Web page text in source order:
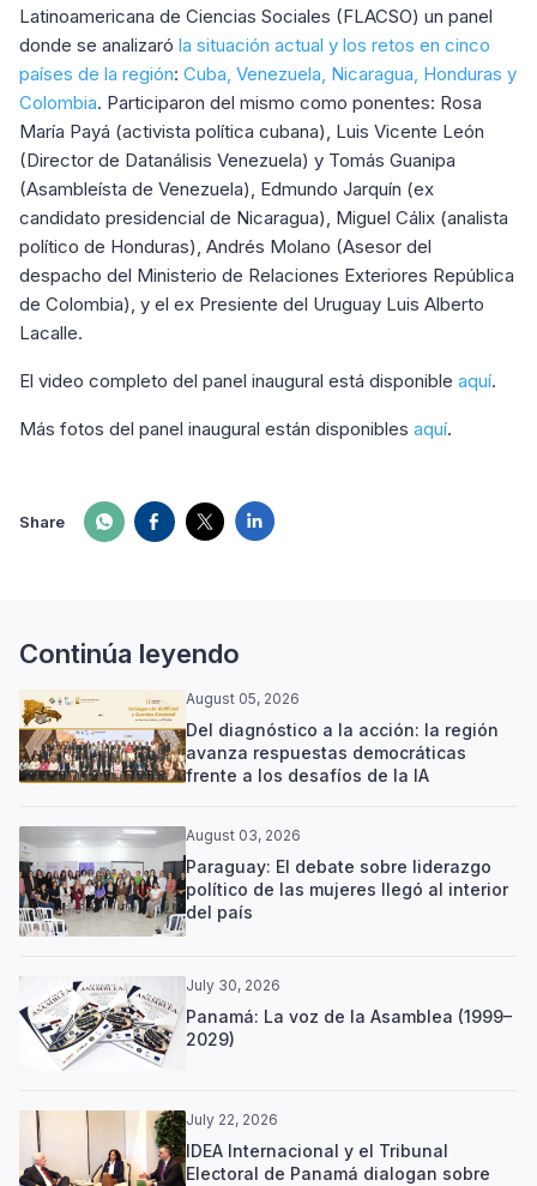
Latinoamericana de Ciencias Sociales (FLACSO) un panel
donde se analizaró la situación actual y los retos en cinco
países de la región: Cuba, Venezuela, Nicaragua, Honduras y
Colombia. Participaron del mismo como ponentes: Rosa
María Payá (activista política cubana), Luis Vicente León
(Director de Datanálisis Venezuela) y Tomás Guanipa
(Asambleísta de Venezuela), Edmundo Jarquín (ex
candidato presidencial de Nicaragua), Miguel Cálix (analista
político de Honduras), Andrés Molano (Asesor del
despacho del Ministerio de Relaciones Exteriores República
de Colombia), y el ex Presiente del Uruguay Luis Alberto
Lacalle.
El video completo del panel inaugural está disponible aquí.
Más fotos del panel inaugural están disponibles aquí.
Share
Continúa leyendo
August 05, 2026
Del diagnóstico a la acción: la región
avanza respuestas democráticas
frente a los desafíos de la IA
August 03, 2026
Paraguay: El debate sobre liderazgo
político de las mujeres llegó al interior
del país
July 30, 2026
Panamá: La voz de la Asamblea (1999–
2029)
July 22, 2026
IDEA Internacional y el Tribunal
Electoral de Panamá dialogan sobre